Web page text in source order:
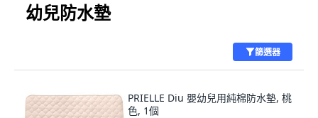
幼兒防水墊
篩選器
PRIELLE Diu 嬰幼兒用純棉防水墊, 桃
色, 1個